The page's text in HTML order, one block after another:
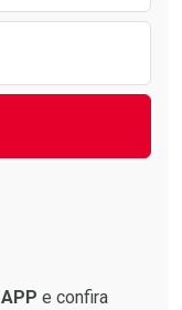
APP e confira